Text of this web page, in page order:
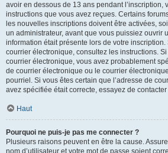
avoir en dessous de 13 ans pendant l’inscription,
instructions que vous avez reçues. Certains
les nouvelles inscriptions doivent être activées,
un administrateur, avant que vous puissiez ouvrir
information était présente lors de votre inscription.
courrier électronique, consultez les instructions.
courrier électronique, vous avez probablement
de courrier électronique ou le courrier
pourriel. Si vous êtes certain que l’adresse de
avez spécifiée était correcte, essayez de
Haut
Pourquoi ne puis-je pas me connecter ?
Plusieurs raisons peuvent en être la cause.
nom d’utilisateur et votre mot de passe soient